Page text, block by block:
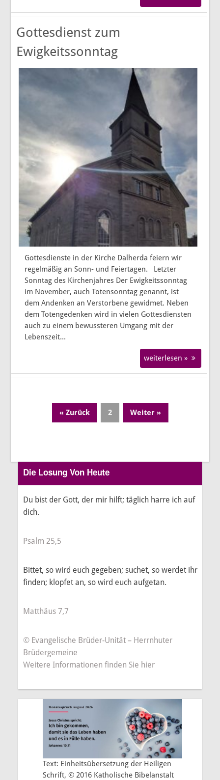
Gottesdienst zum
Ewigkeitssonntag
Gottesdienste in der Kirche Dalherda feiern wir
regelmäßig an Sonn- und Feiertagen. Letzter
Sonntag des Kirchenjahres Der Ewigkeitssonntag
im November, auch Totensonntag genannt, ist
dem Andenken an Verstorbene gewidmet. Neben
dem Totengedenken wird in vielen Gottesdiensten
auch zu einem bewussteren Umgang mit der
Lebenszeit...
weiterlesen »
« Zurück
Page
2 Weiter »
Die Losung Von Heute
Du bist der Gott, der mir hilft; täglich harre ich auf
dich.
Psalm 25,5
Bittet, so wird euch gegeben; suchet, so werdet ihr
finden; klopfet an, so wird euch aufgetan.
Matthäus 7,7
© Evangelische Brüder-Unität – Herrnhuter
Brüdergemeine
Weitere Informationen finden Sie hier
Text: Einheitsübersetzung der Heiligen
Schrift, © 2016 Katholische Bibelanstalt